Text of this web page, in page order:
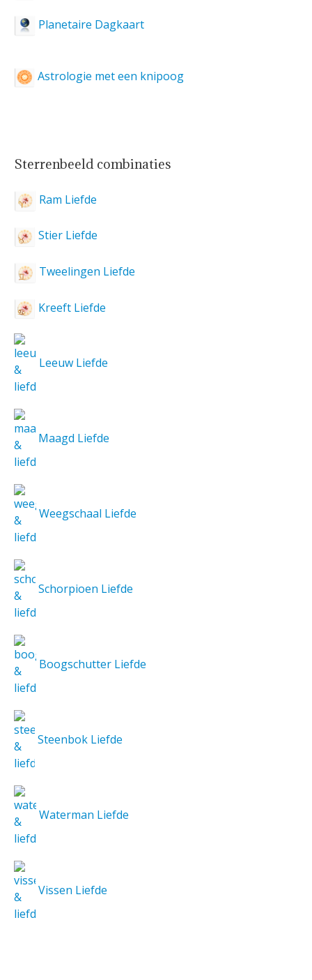
Planetaire Dagkaart
Astrologie met een knipoog
Sterrenbeeld combinaties
Ram Liefde
Stier Liefde
Tweelingen Liefde
Kreeft Liefde
Leeuw Liefde
Maagd Liefde
Weegschaal Liefde
Schorpioen Liefde
Boogschutter Liefde
Steenbok Liefde
Waterman Liefde
Vissen Liefde